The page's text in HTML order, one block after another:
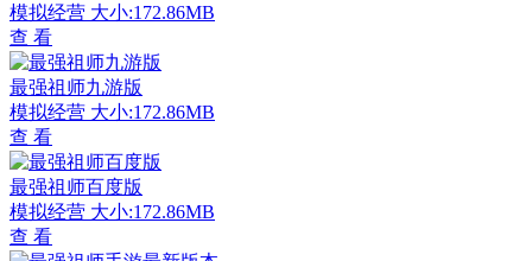
模拟经营 大小:172.86MB
查 看
最强祖师九游版
模拟经营 大小:172.86MB
查 看
最强祖师百度版
模拟经营 大小:172.86MB
查 看